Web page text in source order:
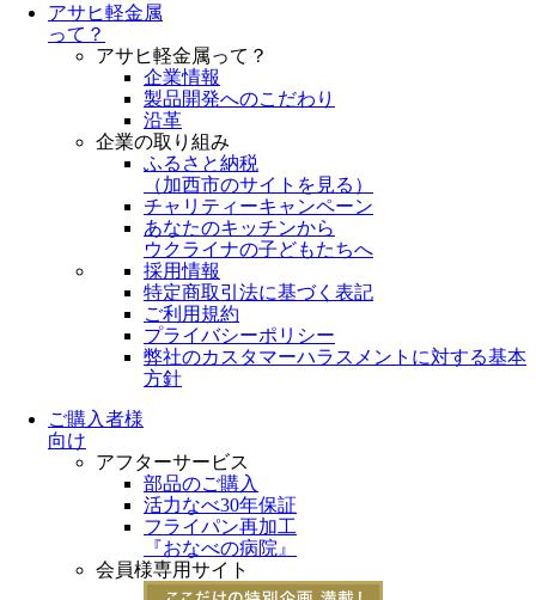
アサヒ軽金属
って？
アサヒ軽金属って？
企業情報
製品開発へのこだわり
沿革
企業の取り組み
ふるさと納税
（加西市のサイトを見る ）
チャリティーキャンペーン
あなたのキッチンから
ウクライナの子どもたちへ
採用情報
特定商取引法に基づく表記
ご利用規約
プライバシーポリシー
弊社のカスタマーハラスメントに対する基本
方針
ご購入者様
向け
アフターサービス
部品のご購入
活力なべ30年保証
フライパン再加工
『おなべの病院』
会員様専用サイト